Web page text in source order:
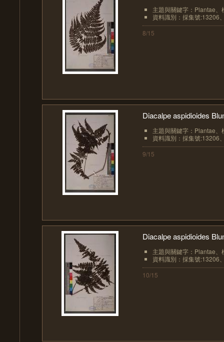
主題與關鍵字：Plantae
資料識別：採集號:13206
8/15
Diacalpe aspidioides
主題與關鍵字：Plantae
資料識別：採集號:13206
9/15
Diacalpe aspidioides
主題與關鍵字：Plantae
資料識別：採集號:13206
10/15